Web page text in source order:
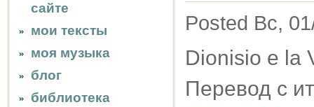
сайте
мои тексты
моя музыка
блог
библиотека
Posted Вс,
Dionisio e la
Перевод с